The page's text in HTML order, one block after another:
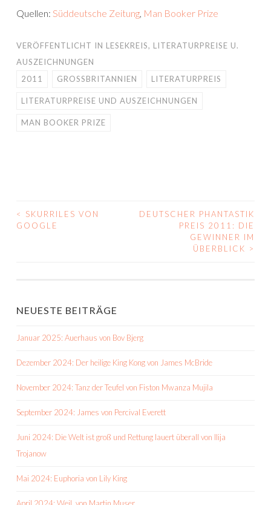
Quellen: Süddeutsche Zeitung, Man Booker Prize
VERÖFFENTLICHT IN LESEKREIS, LITERATURPREISE U.
AUSZEICHNUNGEN
2011
GROSSBRITANNIEN LITERATURPREIS
LITERATURPREISE UND AUSZEICHNUNGEN
MAN BOOKER PRIZE
BEITRAGS-
<
SKURRILES VON
GOOGLE
DEUTSCHER PHANTASTIK
PREIS 2011: DIE
GEWINNER IM
ÜBERBLICK >
NEUESTE BEITRÄGE
Januar 2025: Auerhaus von Bov Bjerg
Dezember 2024: Der heilige King Kong von James McBride
November 2024: Tanz der Teufel von Fiston Mwanza Mujila
September 2024: James von Percival Everett
Juni 2024: Die Welt ist groß und Rettung lauert überall von Ilija
Trojanow
Mai 2024: Euphoria von Lily King